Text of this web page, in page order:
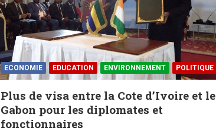
ECONOMIE EDUCATION ENVIRONNEMENT POLITIQUE
Plus de visa entre la Cote d’Ivoire et le
Gabon pour les diplomates et
fonctionnaires